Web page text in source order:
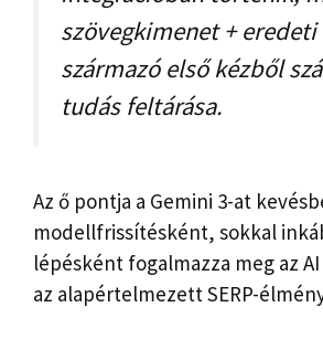
szövegkimenet +
származó első kézből
tudás feltárása.
Az ő pontja a Gemini 3-at
modellfrissítésként, sokkal
lépésként fogalmazza meg az
az alapértelmezett SERP-